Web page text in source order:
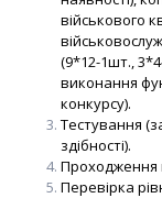
військового
(9*12-1шт.,
виконання
конкурсу).
Тестування
здібності).
Проходження
Перевірка